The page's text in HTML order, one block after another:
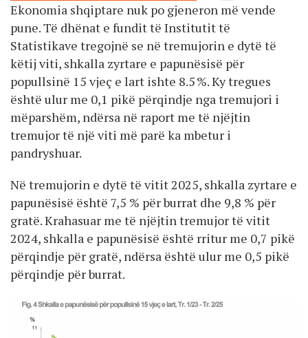
Ekonomia shqiptare nuk po gjeneron më vende
pune. Të dhënat e fundit të Institutit të
Statistikave tregojnë se në tremujorin e dytë të
këtij viti, shkalla zyrtare e papunësisë për
popullsinë 15 vjeç e lart ishte 8.5 %. Ky tregues
është ulur me 0,1 pikë përqindje nga tremujori i
mëparshëm, ndërsa në raport me të njëjtin
tremujor të një viti më parë ka mbetur i
pandryshuar.
Në tremujorin e dytë të vitit 2025, shkalla zyrtare e
papunësisë është 7,5 % për burrat dhe 9,8 % për
gratë. Krahasuar me të njëjtin tremujor të vitit
2024, shkalla e papunësisë është rritur me 0,7 pikë
përqindje për gratë, ndërsa është ulur me 0,5 pikë
përqindje për burrat.